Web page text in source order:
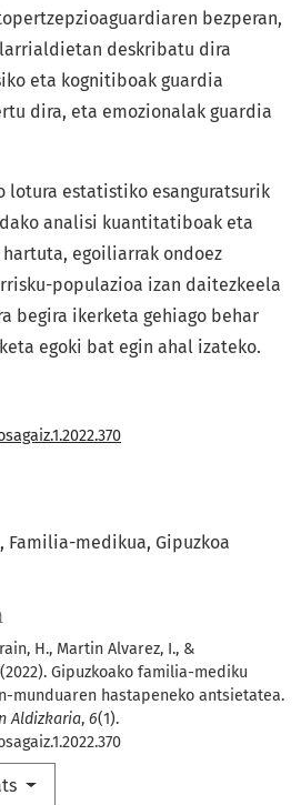
Familia-medikua Gipuzkoa
H., Martin Alvarez, I., &
Gipuzkoako familia-mediku
munduaren hastapeneko antsietatea.
Aldizkaria, 6(1).
bezperan,
deskribatu dira
eta kognitiboak guardia
dira, eta emozionalak guardia
lotura estatistiko esanguratsurik
analisi kuantitatiboak eta
egoiliarrak ondoez
populazioa izan daitezkeela
begira ikerketa gehiago behar
egoki bat egin ahal izateko.